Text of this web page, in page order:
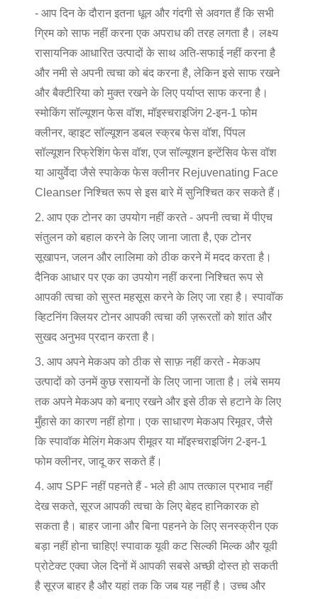
- आप दिन के दौरान इतना धूल और गंदगी से अवगत हैं कि सभी
ग्रिम को साफ नहीं करना एक अपराध की तरह लगता है। लक्ष्य
रासायनिक आधारित उत्पादों के साथ अति-सफाई नहीं करना है
और नमी से अपनी त्वचा को बंद करना है, लेकिन इसे साफ रखने
और बैक्टीरिया को मुक्त रखने के लिए पर्याप्त साफ करना है।
स्मोकिंग सॉल्यूशन फेस वॉश, मॉइस्चराइजिंग 2-इन-1 फोम
क्लीनर, व्हाइट सॉल्यूशन डबल स्क्रब फेस वॉश, पिंपल
सॉल्यूशन रिफ्रेशिंग फेस वॉश, एज सॉल्यूशन इन्टेंसिव फेस वॉश
या आयुर्वेदा जैसे स्पाकेक फेस क्लीनर Rejuvenating Face
Cleanser निश्चित रूप से इस बारे में सुनिश्चित कर सकते हैं।
2. आप एक टोनर का उपयोग नहीं करते - अपनी त्वचा में पीएच
संतुलन को बहाल करने के लिए जाना जाता है, एक टोनर
सूखापन, जलन और लालिमा को ठीक करने में मदद करता है।
दैनिक आधार पर एक का उपयोग नहीं करना निश्चित रूप से
आपकी त्वचा को सुस्त महसूस करने के लिए जा रहा है। स्पावॉक
व्हिटनिंग क्लियर टोनर आपकी त्वचा की ज़रूरतों को शांत और
सुखद अनुभव प्रदान करता है।
3. आप अपने मेकअप को ठीक से साफ़ नहीं करते - मेकअप
उत्पादों को उनमें कुछ रसायनों के लिए जाना जाता है। लंबे समय
तक अपने मेकअप को बनाए रखने और इसे ठीक से हटाने के लिए
मुँहासे का कारण नहीं होगा। एक साधारण मेकअप रिमूवर, जैसे
कि स्पावॉक मेलिंग मेकअप रीमूवर या मॉइस्चराइजिंग 2-इन-1
फोम क्लीनर, जादू कर सकते हैं।
4. आप SPF नहीं पहनते हैं - भले ही आप तत्काल प्रभाव नहीं
देख सकते, सूरज आपकी त्वचा के लिए बेहद हानिकारक हो
सकता है। बाहर जाना और बिना पहनने के लिए सनस्क्रीन एक
बड़ा नहीं होना चाहिए! स्पावाक यूवी कट सिल्की मिल्क और यूवी
प्रोटेक्ट एक्वा जेल दिनों में आपकी सबसे अच्छी दोस्त हो सकती
है सूरज बाहर है और यहां तक कि जब यह नहीं है। उच्च और